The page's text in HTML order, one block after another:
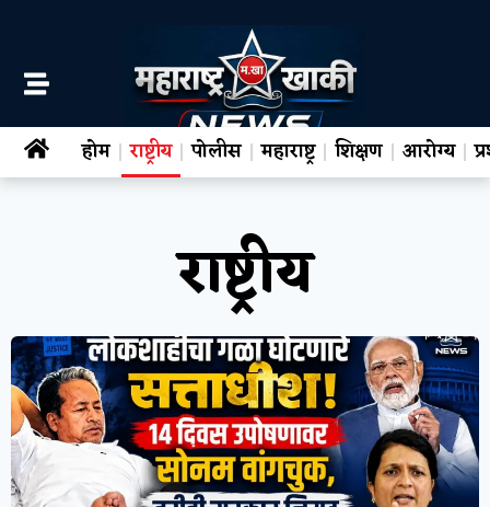
होम राष्ट्रीय पोलीस महाराष्ट्र शिक्षण आरोग्य
राष्ट्रीय